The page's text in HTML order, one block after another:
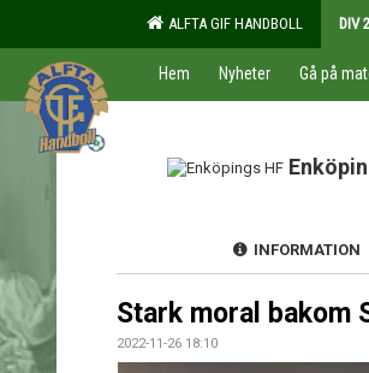
ALFTA GIF HANDBOLL DIV
Hem Nyheter Gå på
INFORMATION
Stark moral bakom
2022-11-26 18:10